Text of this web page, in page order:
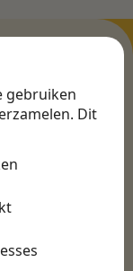
gebruiken
Dit